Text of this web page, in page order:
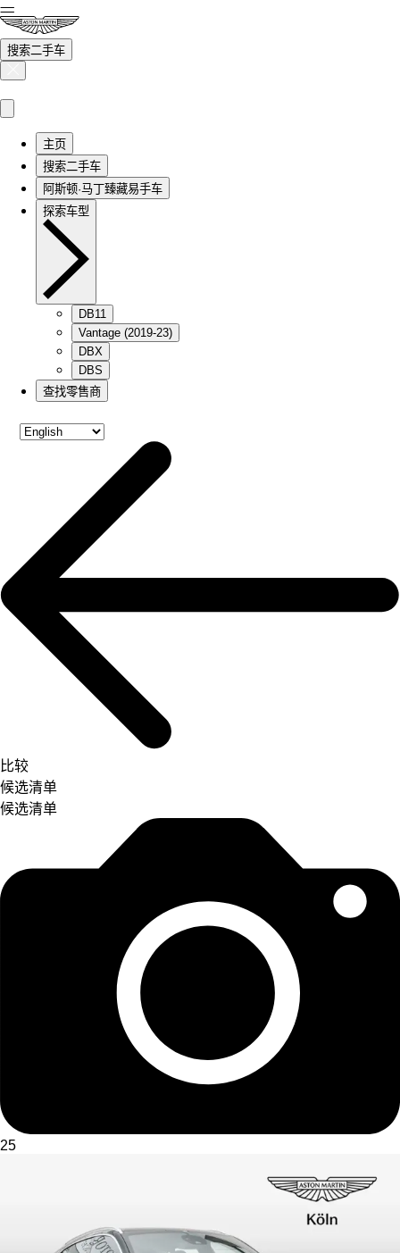
搜索二手车
主页
搜索二手车
阿斯顿·马丁臻藏易手车
探索车型
DB11
Vantage (2019-23)
DBX
DBS
查找零售商
比较
候选清单
候选清单
25